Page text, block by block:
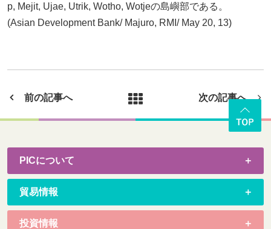
p, Mejit, Ujae, Utrik, Wotho, Wotjeの島嶼部である。
(Asian Development Bank/ Majuro, RMI/ May 20, 13)
前の記事へ 次の記事へ
PICについて
貿易情報
投資情報